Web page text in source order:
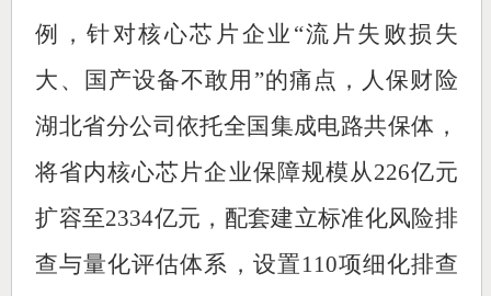
例，针对核心芯片企业“流片失败损失
大、国产设备不敢用”的痛点，人保财险
湖北省分公司依托全国集成电路共保体，
将省内核心芯片企业保障规模从226亿元
扩容至2334亿元，配套建立标准化风险排
查与量化评估体系，设置110项细化排查